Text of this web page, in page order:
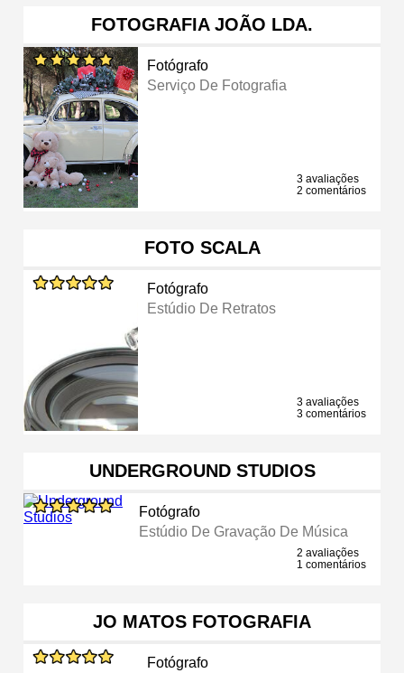
FOTOGRAFIA JOÃO LDA.
Fotógrafo
Serviço De Fotografia
3 avaliações
2 comentários
FOTO SCALA
Fotógrafo
Estúdio De Retratos
3 avaliações
3 comentários
UNDERGROUND STUDIOS
Fotógrafo
Estúdio De Gravação De Música
2 avaliações
1 comentários
JO MATOS FOTOGRAFIA
Fotógrafo